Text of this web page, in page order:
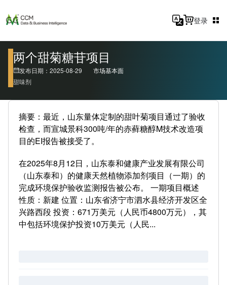
登录
两个甜菊糖苷项目
发布日期：2025-08-29
市场基本面
甜味剂
摘要：最近，山东量体定制的甜叶菊项目通过了验收
检查，而宣城景科300吨/年的赤藓糖醇M技术改造项
目的EI报告被接受了。
在2025年8月12日，山东泰和健康产业发展有限公司
（山东泰和）的健康天然植物添加剂项目（一期）的
完成环境保护验收监测报告被公布。 一期项目概述
性质：新建 位置：山东省济宁市泗水县经济开发区全
兴路西段 投资：671万美元（人民币4800万元），其
中包括环境保护投资10万美元（人民...